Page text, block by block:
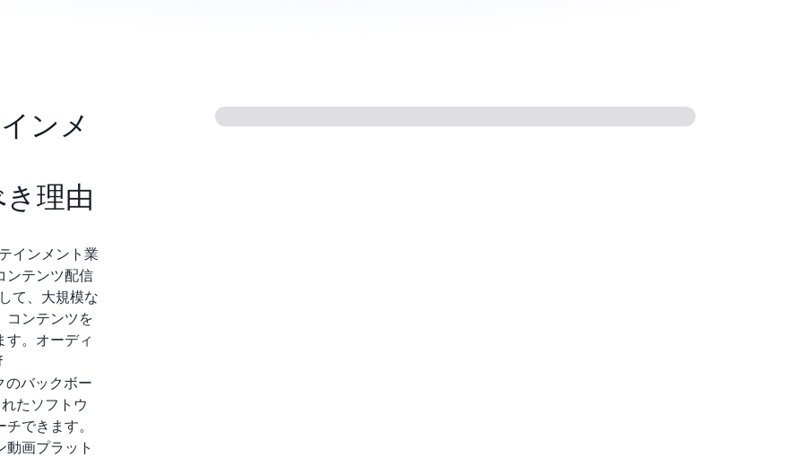
ンメ
理由
インメント業
ンテンツ配信
て、大規模な
コンテンツを
す。オーディ
のバックボー
たソフトウ
できます。
画プラット